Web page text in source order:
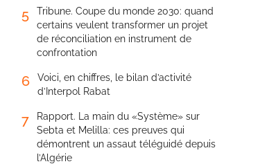
5
Tribune. Coupe du monde 2030: quand
certains veulent transformer un projet
de réconciliation en instrument de
confrontation
6
Voici, en chiffres, le bilan d’activité
d’Interpol Rabat
7
Rapport. La main du «Système» sur
Sebta et Melilla: ces preuves qui
démontrent un assaut téléguidé depuis
l’Algérie